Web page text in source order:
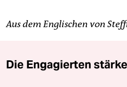
Aus dem Englischen von
Die Engagierten